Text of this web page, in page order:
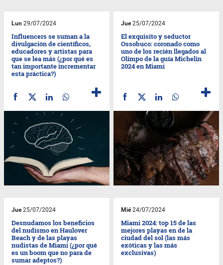
Lun 29/07/2024
Influencers se suman a la
divulgación de científicos,
educadores y artistas para
que se lea más (¿por qué es
tan importante incrementar
esta práctica?)
Jue25/07/2024
El exquisito y seductor
Ossobuco: coronado como
uno de los recién llegados al
Olimpo de la guía Michelin
2024 en Miami
Jue25/07/2024
Desnudamos los beneficios
del nudismo en Haulover
Beach y de las playas
nudistas de Miami (¿por qué
es un boom que no para de
sumar adeptos?)
Mié24/07/2024
Miami 2024: top 15 de las
mejores playas en de la
ciudad del sol (las más
exóticas y las más
exclusivas)